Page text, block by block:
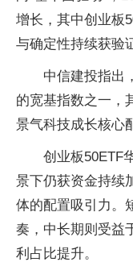
增长，其中创业板
与确定性持续获验
中信建投指出
的宽基指数之一，
景气科技成长核心
创业板50ETF
景下仍获资金持续
体的配置吸引力。
奏，中长期则受益
利占比提升。